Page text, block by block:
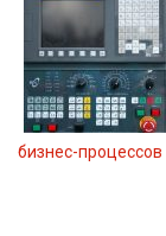
бизнес-процессов